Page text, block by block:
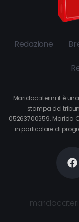
Redazione
Maridacaterini.it è
stampa del
05263700659. Marida
in particolare di